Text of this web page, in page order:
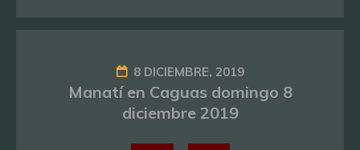
8 DICIEMBRE, 2019
Manatí en Caguas domingo 8
diciembre 2019